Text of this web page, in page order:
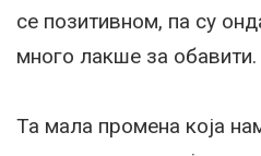
се позитивном, па су
много лакше за обавити.
Та мала промена која